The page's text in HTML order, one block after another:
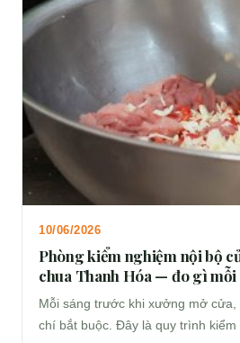
10/06/2026
Phòng kiểm nghiệm nội bộ
chua Thanh Hóa — đo gì mỗi
Mỗi sáng trước khi xưởng mở cửa,
chí bắt buộc. Đây là quy trình kiểm